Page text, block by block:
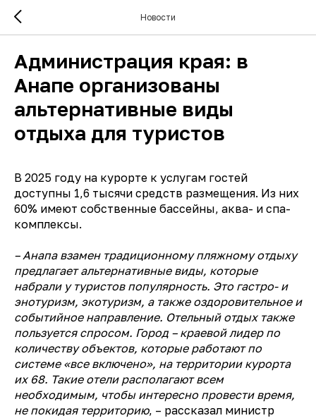
Новости
Администрация края: в
Анапе организованы
альтернативные виды
отдыха для туристов
В 2025 году на курорте к услугам гостей
доступны 1,6 тысячи средств размещения. Из них
60% имеют собственные бассейны, аква- и спа-
комплексы.
– Анапа взамен традиционному пляжному отдыху
предлагает альтернативные виды, которые
набрали у туристов популярность. Это гастро- и
энотуризм, экотуризм, а также оздоровительное и
событийное направление. Отельный отдых также
пользуется спросом. Город – краевой лидер по
количеству объектов, которые работают по
системе «все включено», на территории курорта
их 68. Такие отели располагают всем
необходимым, чтобы интересно провести время,
не покидая территорию, – рассказал министр